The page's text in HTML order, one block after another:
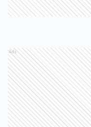
Ads